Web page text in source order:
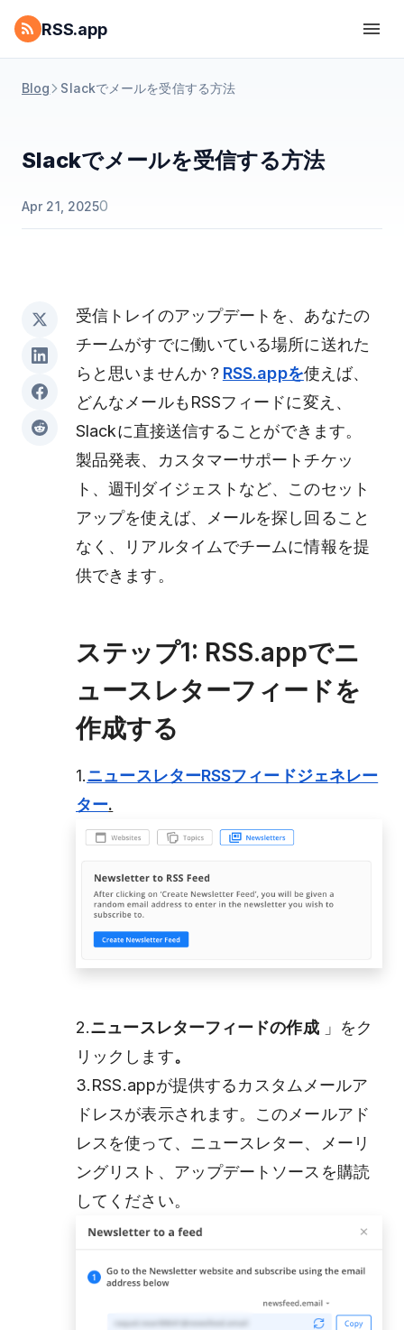
RSS.app
Blog Slackでメールを受信する方法
Slackでメールを受信する方法
Apr 21, 20250
受信トレイのアップデートを、あなたの
チームがすでに働いている場所に送れた
らと思いませんか？ RSS.appを使えば、
どんなメールもRSSフィードに変え、
Slackに直接送信することができます。
製品発表、カスタマーサポートチケッ
ト、週刊ダイジェストなど、このセット
アップを使えば、メールを探し回ること
なく、リアルタイムでチームに情報を提
供できます。
ステップ1: RSS.appでニ
ュースレターフィードを
作成する
1.ニュースレターRSSフィードジェネレー
ター.
2.ニュースレターフィードの作成 」をク
リックします。
3.RSS.appが提供するカスタムメールア
ドレスが表示されます。このメールアド
レスを使って、ニュースレター、メーリ
ングリスト、アップデートソースを購読
してください。